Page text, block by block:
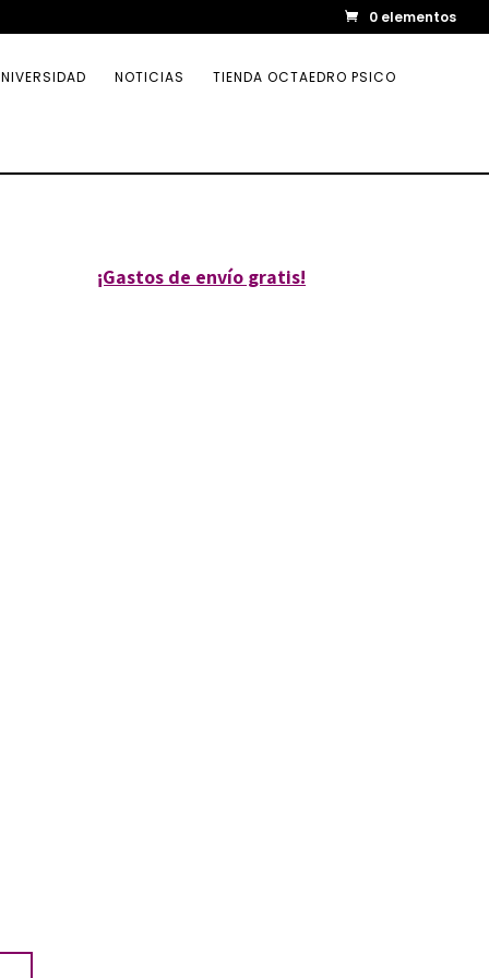
0 elementos
NOTICIAS TIENDA OCTAEDRO PSICO
¡Gastos de envío gratis!